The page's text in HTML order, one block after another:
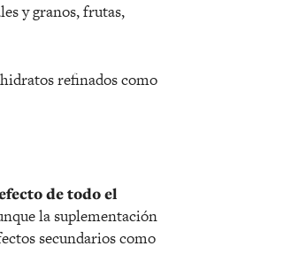
y granos, frutas,
refinados como
de todo el
la suplementación
secundarios como